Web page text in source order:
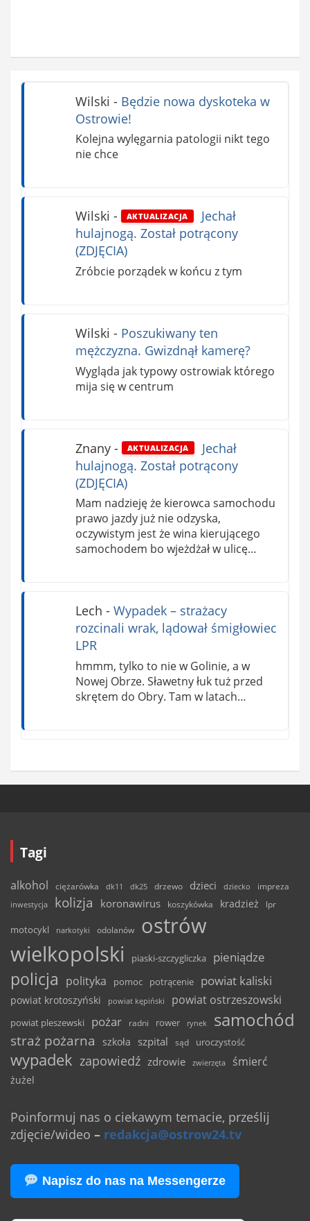
Wilski - Będzie nowa dyskoteka w
Ostrowie!
Kolejna wylęgarnia patologii nikt tego
nie chce
Wilski - AKTUALIZACJA
Jechał
hulajnogą. Został potrącony
(ZDJĘCIA)
Zróbcie porządek w końcu z tym
Wilski - Poszukiwany ten
mężczyzna. Gwizdnął kamerę?
Wygląda jak typowy ostrowiak którego
mija się w centrum
Znany- AKTUALIZACJA
Jechał
hulajnogą. Został potrącony
(ZDJĘCIA)
Mam nadzieję że kierowca samochodu
prawo jazdy już nie odzyska,
oczywistym jest że wina kierującego
samochodem bo wjeżdżał w ulicę…
Lech - Wypadek – strażacy
rozcinali wrak, lądował śmigłowiec
LPR
hmmm, tylko to nie w Golinie, a w
Nowej Obrze. Sławetny łuk tuż przed
skrętem do Obry. Tam w latach…
Tagi
alkohol ciężarówka dk11 dk25 drzewo dzieci dziecko
impreza
inwestycja
kolizja koronawirus koszykówka kradzież lpr
motocykl narkotyki odolanów
ostrów
wielkopolski
piaski-szczygliczka pieniądze
policja polityka pomoc potrącenie powiat kaliski
powiat krotoszyński powiat kępiński powiat ostrzeszowski
powiat pleszewski pożar radni rower rynek samochód
straż pożarna szkoła szpital sąd uroczystość
wypadek zapowiedź zdrowie zwierzęta śmierć
żużel
Poinformuj nas o ciekawym temacie, prześlij
zdjęcie/wideo – redakcja@ostrow24.tv
Napisz do nas na Messengerze